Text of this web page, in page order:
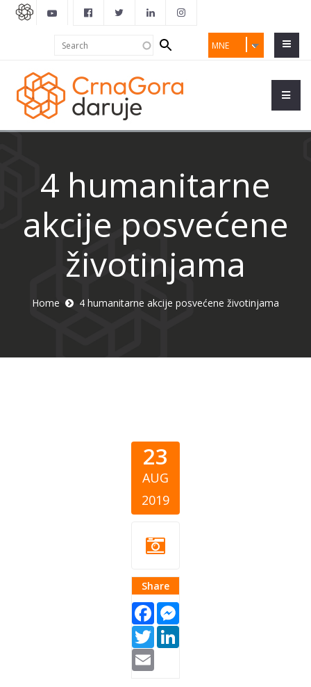
MNE
Search
form
4 humanitarne
akcije posvećene
životinjama
Home 4 humanitarne akcije posvećene životinjama
23
AUG
2019
Share
Facebook
Twitter